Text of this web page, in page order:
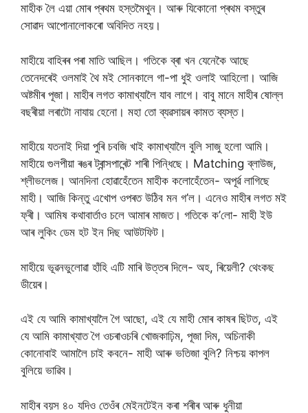
মাহীক লৈ এয়া মোৰ প্ৰথম হস্তমৈথুন। আৰু যিকোনো প্ৰথম বস্তুৰ
সোৱাদ আপোনালোকৰো অবিদিত নহয়।
মাহীয়ে বাহিৰৰ পৰা মাতি আছিল। গতিকে ব্ৰা খন যেনেকৈ আছে
তেনেদৰেই ওলমাই থৈ মই সোনকালে গা-পা ধুই ওলাই আহিলো। আজি
অষ্টমীৰ পূজা। মাহীৰ লগত কামাখ্যালৈ যাব লাগে। বাবু মানে মাহীৰ ষোল্ল
বছৰীয়া লৰাটো নাযায় হেনো। মহা তো ব্যৱসায়ৰ কামত ব্যস্ত।
মাহীয়ে যতনাই দিয়া পুৰি চবজি খাই কামাখ্যালৈ বুলি সাজু হলো আমি।
মাহীয়ে গুলপীয়া ৰঙৰ ট্ৰান্সপাৰেন্ট শাৰী পিন্ধিছে। Matching ব্লাউজ,
শ্লীভলেজ। আনদিনা হোৱাহেঁতেন মাহীক কলোহেঁতেন- অপূৰ্ৱ লাগিছে
মাহী। আজি কিন্তু এখোপ ওপৰত উঠিব মন গ’ল। এনেও মাহীৰ লগত মই
ফ্ৰী। আমিষ কথাবাৰ্তাও চলে আমাৰ মাজত। গতিকে ক’লো- মাহী ইউ
আৰ লুকিং ডেম হট ইন দিছ আউটফিট।
মাহীয়ে ভূৱনভুলোৱা হাঁহি এটি মাৰি উত্তৰ দিলে- অহ, ৰিয়েলী? থেংকছ
ডীয়েৰ।
এই যে আমি কামাখ্যালৈ গৈ আছো, এই যে মাহী মোৰ কাষৰ ছিটত, এই
যে আমি কামাখ্যাত গৈ ওচৰাওচৰি খোজকাঢ়িম, পূজা দিম, অচিনাকী
কোনোবাই আমালৈ চাই কবনে- মাহী আৰু ভতিজা বুলি? নিশ্চয় কাপল
বুলিয়ে ভাৱিব।
মাহীৰ বয়স ৪০ যদিও তেওঁৰ মেইনটেইন কৰা শৰীৰ আৰু ধুনীয়া